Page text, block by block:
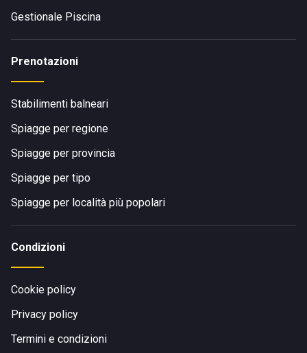
Gestionale Piscina
Prenotazioni
Stabilimenti balneari
Spiagge per regione
Spiagge per provincia
Spiagge per tipo
Spiagge per località più popolari
Condizioni
Cookie policy
Privacy policy
Termini e condizioni